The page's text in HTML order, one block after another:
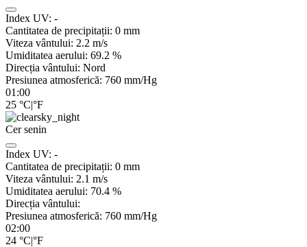
Index UV: -
Cantitatea de precipitații: 0 mm
Viteza vântului: 2.2 m/s
Umiditatea aerului: 69.2 %
Direcția vântului: Nord
Presiunea atmosferică: 760 mm/Hg
01:00
25 °C|°F
Cer senin
Index UV: -
Cantitatea de precipitații: 0 mm
Viteza vântului: 2.1 m/s
Umiditatea aerului: 70.4 %
Direcția vântului:
Presiunea atmosferică: 760 mm/Hg
02:00
24 °C|°F